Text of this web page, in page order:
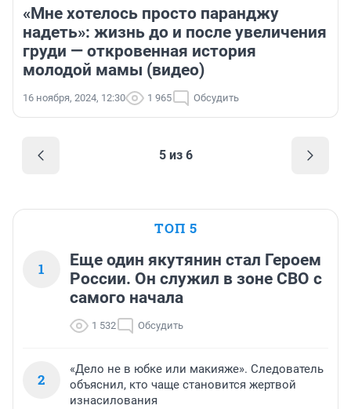
«Мне хотелось просто паранджу
надеть»: жизнь до и после увеличения
груди — откровенная история
молодой мамы (видео)
16 ноября, 2024, 12:30 1 965 Обсудить
5 из 6
ТОП 5
1
Еще один якутянин стал Героем
России. Он служил в зоне СВО с
самого начала
1 532 Обсудить
2
«Дело не в юбке или макияже». Следователь
объяснил, кто чаще становится жертвой
изнасилования